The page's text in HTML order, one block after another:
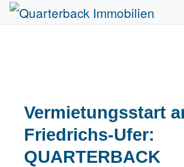
Vermietungsstart
Friedrichs-Ufer:
QUARTERBACK